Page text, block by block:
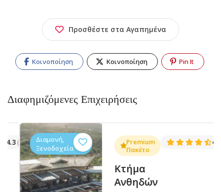
Προσθέστε στα Αγαπημένα
Κοινοποίηση Κοινοποίηση Pin It
Διαφημιζόμενες Επιχειρήσεις
(1381) Διαμονή,
Ξενοδοχεία
Premium
Πακέτο
Κτήμα
Ανθηδών
4.5